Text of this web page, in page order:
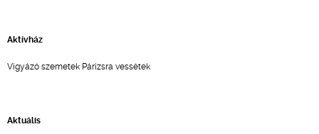
Aktívház
Vigyázó szemetek Párizsra vessétek
Aktuális